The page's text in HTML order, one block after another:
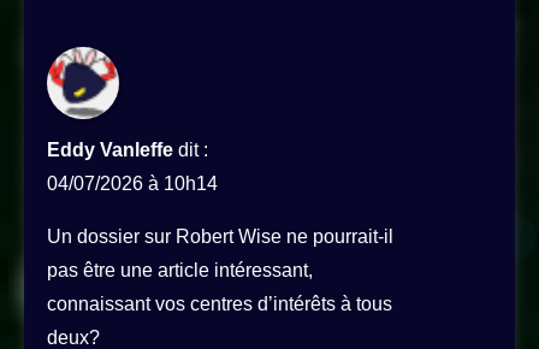
Eddy Vanleffe dit :
04/07/2026 à 10h14
Un dossier sur Robert Wise ne pourrait-il
pas être une article intéressant,
connaissant vos centres d’intérêts à tous
deux?